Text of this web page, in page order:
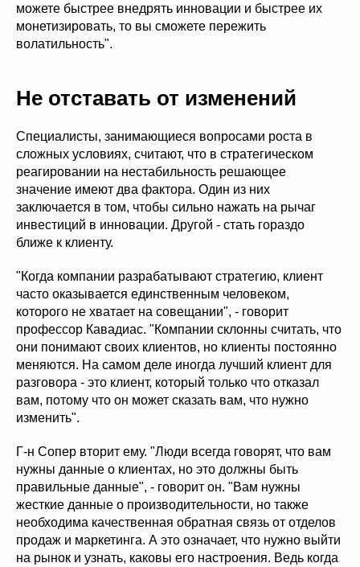
можете быстрее внедрять инновации и быстрее их
монетизировать, то вы сможете пережить
волатильность".
Не отставать от изменений
Специалисты, занимающиеся вопросами роста в
сложных условиях, считают, что в стратегическом
реагировании на нестабильность решающее
значение имеют два фактора. Один из них
заключается в том, чтобы сильно нажать на рычаг
инвестиций в инновации. Другой - стать гораздо
ближе к клиенту.
"Когда компании разрабатывают стратегию, клиент
часто оказывается единственным человеком,
которого не хватает на совещании", - говорит
профессор Кавадиас. "Компании склонны считать, что
они понимают своих клиентов, но клиенты постоянно
меняются. На самом деле иногда лучший клиент для
разговора - это клиент, который только что отказал
вам, потому что он может сказать вам, что нужно
изменить".
Г-н Сопер вторит ему. "Люди всегда говорят, что вам
нужны данные о клиентах, но это должны быть
правильные данные", - говорит он. "Вам нужны
жесткие данные о производительности, но также
необходима качественная обратная связь от отделов
продаж и маркетинга. А это означает, что нужно выйти
на рынок и узнать, каковы его настроения. Ведь когда